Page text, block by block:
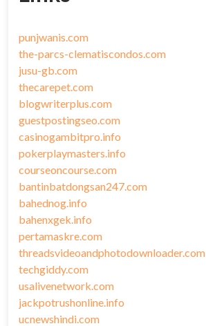
punjwanis.com
the-parcs-clematiscondos.com
jusu-gb.com
thecarepet.com
blogwriterplus.com
guestpostingseo.com
casinogambitpro.info
pokerplaymasters.info
courseoncourse.com
bantinbatdongsan247.com
bahednog.info
bahenxgek.info
pertamaskre.com
threadsvideoandphotodownloader.com
techgiddy.com
usalivenetwork.com
jackpotrushonline.info
ucnewshindi.com